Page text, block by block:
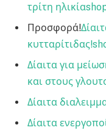
τρίτη ηλικία
Προσφορά!
κυτταρίτιδας!
Δίαιτα για
και στους
Δίαιτα
Δίαιτα